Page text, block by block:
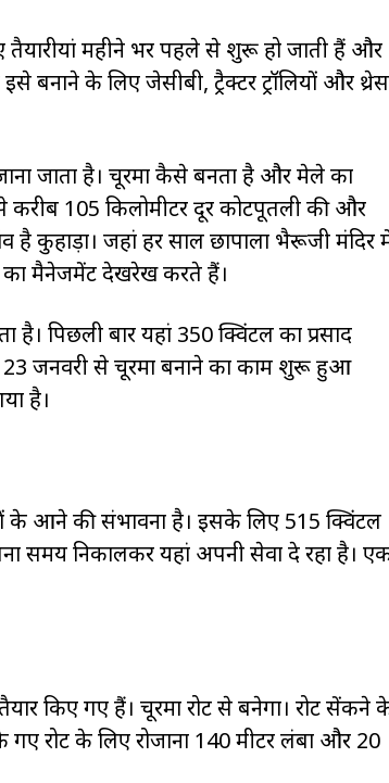
तैयारीयां महीने भर पहले से शुरू हो जाती हैं और
बनाने के लिए जेसीबी, ट्रैक्टर ट्रॉलियों और
जाता है। चूरमा कैसे बनता है और मेले का
करीब 105 किलोमीटर दूर कोटपूतली की और
कुहाड़ा। जहां हर साल छापाला भैरूजी मंदिर
का मैनेजमेंट देखरेख करते हैं।
है। पिछली बार यहां 350 क्विंटल का प्रसाद
23 जनवरी से चूरमा बनाने का काम शुरू हुआ
है।
के आने की संभावना है। इसके लिए 515 क्विंटल
समय निकालकर यहां अपनी सेवा दे रहा है।
किए गए हैं। चूरमा रोट से बनेगा। रोट सेंकने
रोट के लिए रोजाना 140 मीटर लंबा और 20